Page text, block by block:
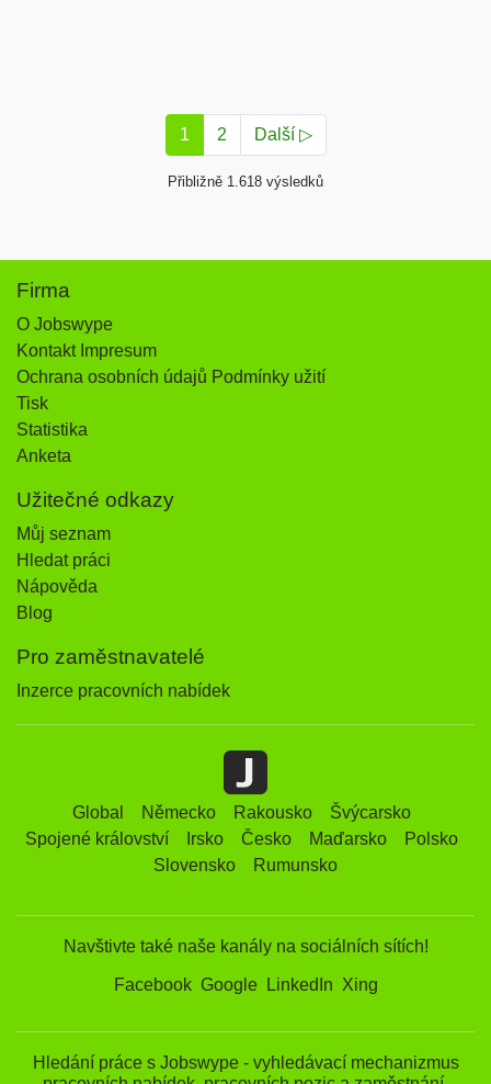
1 2 Další ▷
Přibližně 1.618 výsledků
Firma
O Jobswype
Kontakt Impresum
Ochrana osobních údajů Podmínky užití
Tisk
Statistika
Anketa
Užitečné odkazy
Můj seznam
Hledat práci
Nápověda
Blog
Pro zaměstnavatelé
Inzerce pracovních nabídek
Global Německo Rakousko
Švýcarsko
Spojené království
Irsko Česko Maďarsko
Polsko
Slovensko
Rumunsko
Navštivte také naše kanály na sociálních sítích!
Facebook Google LinkedIn Xing
Hledání práce s Jobswype - vyhledávací mechanizmus